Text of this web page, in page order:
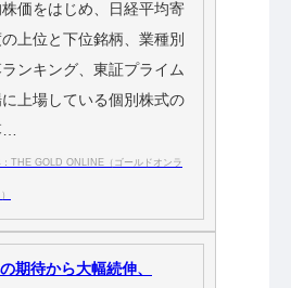
価をはじめ、日経平均寄
上位と下位銘柄、業種別
ランキング、東証プライム
上場している個別株式の
：THE GOLD ONLINE（ゴールドオンラ
期待から大幅続伸、